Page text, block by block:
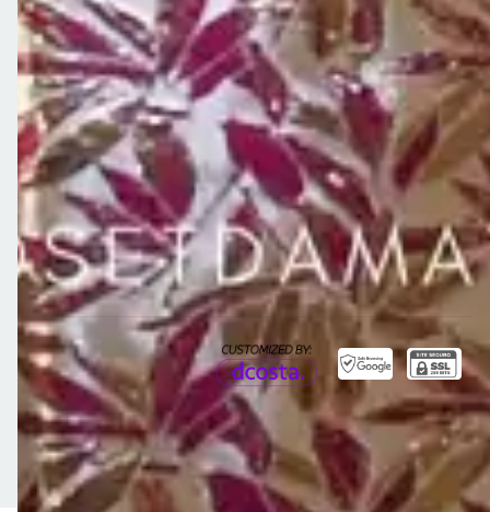
Política de Vendas Internacionais
Seg a Sex de 08h às 18h/ Sábado de 08h às 14h.
Meios de pagamento
Meios de envio
Copyright Clos - 19738868000111 - 2026. Todos os direitos reservados.